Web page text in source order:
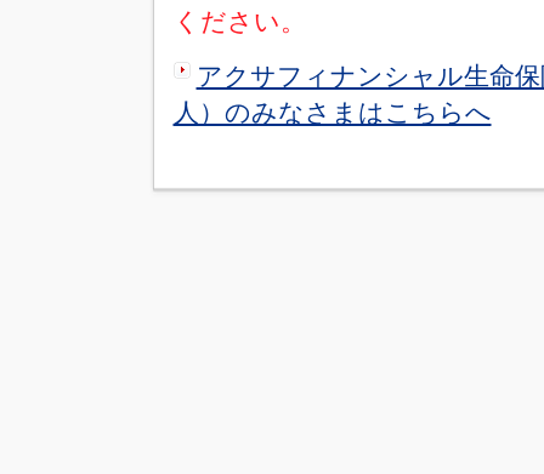
ください。
アクサフィナンシャル生命
人）のみなさまはこちらへ